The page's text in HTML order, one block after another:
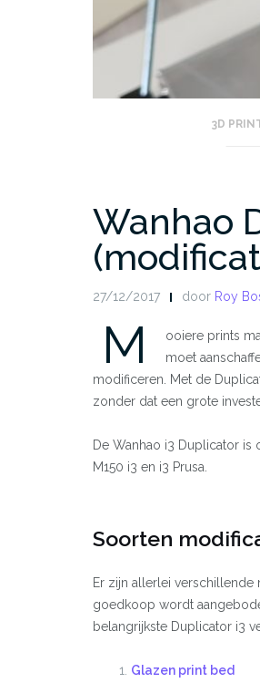
3D
Wanhao
27/12/2017 door Roy
M
ooiere prints
moet
modificeren. Met de
zonder dat een grote
De Wanhao i3 Duplicator is
M150 i3 en i3 Prusa.
Soorten
Er zijn allerlei verschillende
goedkoop wordt
belangrijkste Duplicator i3
Glazen print bed